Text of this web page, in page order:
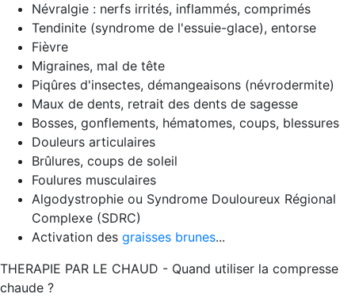
Névralgie : nerfs irrités, inflammés, comprimés
Tendinite (syndrome de l'essuie-glace), entorse
Fièvre
Migraines, mal de tête
Piqûres d'insectes, démangeaisons (névrodermite)
Maux de dents, retrait des dents de sagesse
Bosses, gonflements, hématomes, coups, blessures
Douleurs articulaires
Brûlures, coups de soleil
Foulures musculaires
Algodystrophie ou Syndrome Douloureux Régional
Complexe (SDRC)
Activation des graisses brunes...
THERAPIE PAR LE CHAUD - Quand utiliser la compresse
chaude ?